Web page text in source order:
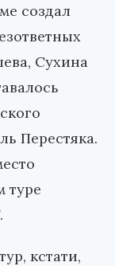
создал
Сухина
Перестяка.
туре
кстати,